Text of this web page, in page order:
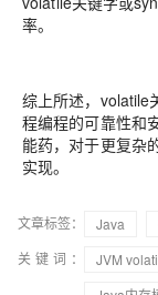
率。
综上所述，volatile
程编程的可靠性和
能药，对于更复杂
实现。
文章标签： Java
关键词：
JVM